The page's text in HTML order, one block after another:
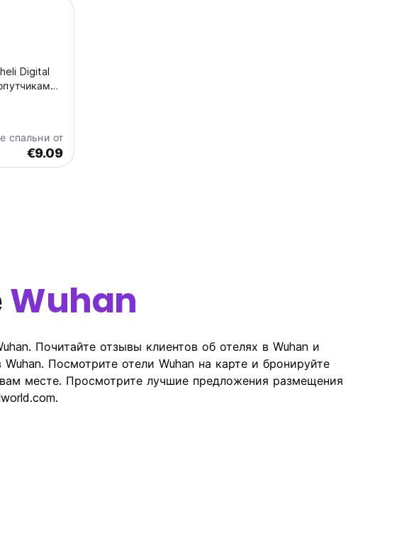
Digital
спальни от
€9.09
Wuhan
Почитайте отзывы клиентов об отелях в Wuhan и
Посмотрите отели Wuhan на карте и бронируйте
месте. Просмотрите лучшие предложения размещения